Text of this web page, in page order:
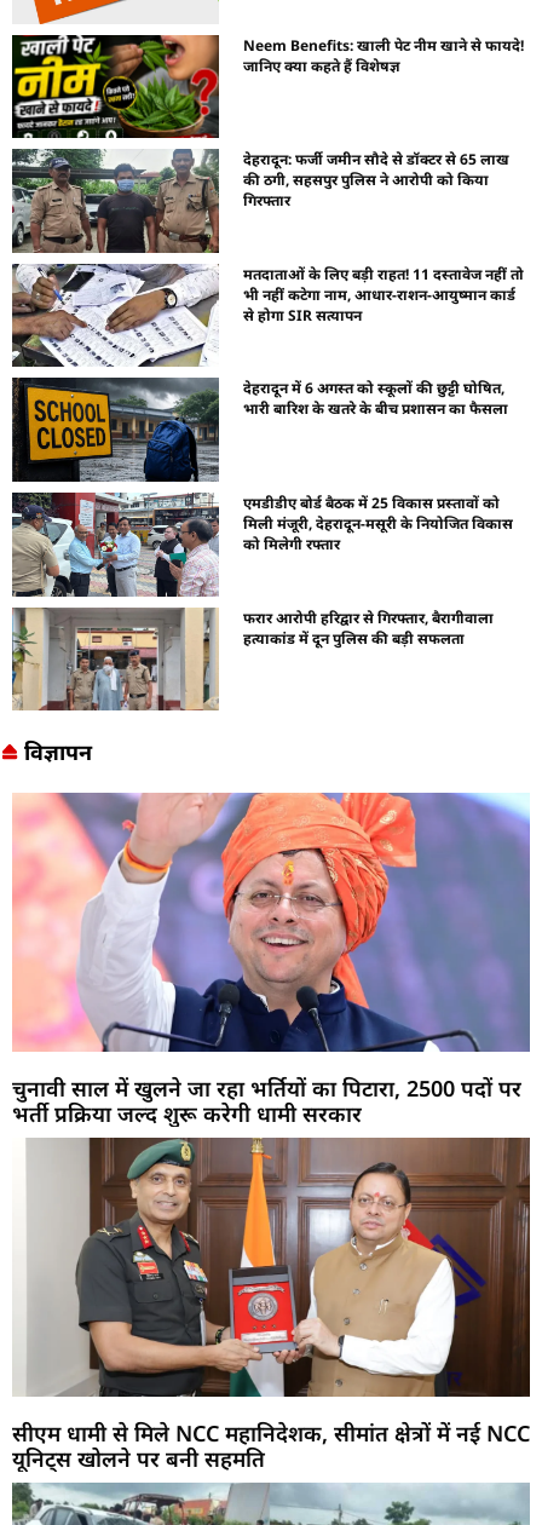
Neem Benefits: खाली पेट नीम खाने से फायदे!
जानिए क्या कहते हैं विशेषज्ञ
देहरादून: फर्जी जमीन सौदे से डॉक्टर से 65 लाख
की ठगी, सहसपुर पुलिस ने आरोपी को किया
गिरफ्तार
मतदाताओं के लिए बड़ी राहत! 11 दस्तावेज नहीं तो
भी नहीं कटेगा नाम, आधार-राशन-आयुष्मान कार्ड
से होगा SIR सत्यापन
देहरादून में 6 अगस्त को स्कूलों की छुट्टी घोषित,
भारी बारिश के खतरे के बीच प्रशासन का फैसला
एमडीडीए बोर्ड बैठक में 25 विकास प्रस्तावों को
मिली मंजूरी, देहरादून-मसूरी के नियोजित विकास
को मिलेगी रफ्तार
फरार आरोपी हरिद्वार से गिरफ्तार, बैरागीवाला
हत्याकांड में दून पुलिस की बड़ी सफलता
विज्ञापन
चुनावी साल में खुलने जा रहा भर्तियों का पिटारा, 2500 पदों पर
भर्ती प्रक्रिया जल्द शुरू करेगी धामी सरकार
सीएम धामी से मिले NCC महानिदेशक, सीमांत क्षेत्रों में नई NCC
यूनिट्स खोलने पर बनी सहमति